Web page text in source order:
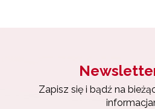
Zapisz się i bądź na